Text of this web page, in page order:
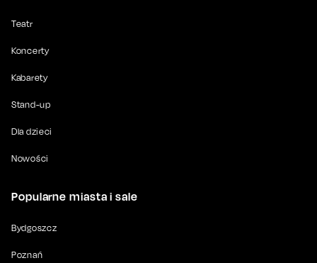
Teatr
Koncerty
Kabarety
Stand-up
Dla dzieci
Nowości
Popularne miasta i sale
Bydgoszcz
Poznań